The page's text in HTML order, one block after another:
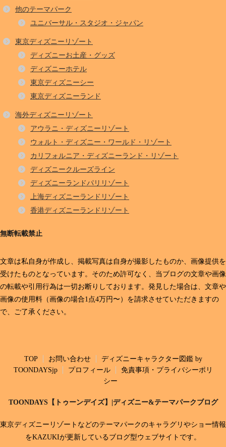
他のテーマパーク
ユニバーサル・スタジオ・ジャパン
東京ディズニーリゾート
ディズニーお土産・グッズ
ディズニーホテル
東京ディズニーシー
東京ディズニーランド
海外ディズニーリゾート
アウラニ・ディズニーリゾート
ウォルト・ディズニー・ワールド・リゾート
カリフォルニア・ディズニーランド・リゾート
ディズニークルーズライン
ディズニーランドパリリゾート
上海ディズニーランドリゾート
香港ディズニーランドリゾート
無断転載禁止
文章は私自身が作成し、掲載写真は自身が撮影したものか、画像提供を
受けたものとなっています。そのため許可なく、当ブログの文章や画像
の転載や引用行為は一切お断りしております。発見した場合は、文章や
画像の使用料（画像の場合1点4万円〜）を請求させていただきますの
で、ご了承ください。
TOP お問い合わせ
ディズニーキャラクター図鑑 by
TOONDAYSjp
プロフィール
免責事項・プライバシーポリ
シー
TOONDAYS【トゥーンデイズ】|ディズニー&テーマパークブログ
東京ディズニーリゾートなどのテーマパークのキャラグリやショー情報
をKAZUKIが更新しているブログ型ウェブサイトです。